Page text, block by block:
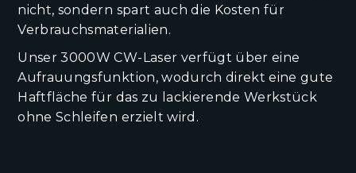
nicht, sondern spart auch die Kosten für
Verbrauchsmaterialien.
Unser 3000W CW-Laser verfügt über eine
Aufrauungsfunktion, wodurch direkt eine gute
Haftfläche für das zu lackierende Werkstück
ohne Schleifen erzielt wird.